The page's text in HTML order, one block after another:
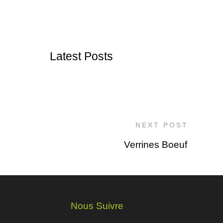
Latest Posts
NEXT POST
Verrines Boeuf
Nous Suivre